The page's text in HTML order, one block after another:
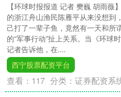
【环球时报报道 记者 樊巍 胡雨薇
的浙江舟山渔民陈雁平从来没想到
己打了一辈子鱼，竟然有一天和所
的“军事行动”扯上关系。当《环球时
记者告诉他，在....
西宁股票配资平台
查看： 117 分类：证券配资系